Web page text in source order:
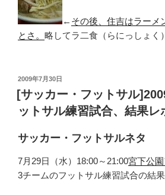
← その後、住吉はラーメ
とさ。 略してラ二食（らにっしょく
投
稿
日:
2009年7月30日
[サッカー・フットサル
ットサル練習試合、結果レ
サッカー・フットサルネタ
7月29日（水）18:00～21:00宮下公
3チームのフットサル練習試合の結果